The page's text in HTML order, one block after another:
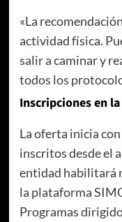
«La
actividad física.
salir a caminar y
todos los
Inscripciones en
La oferta inicia
inscritos desde el
entidad habilitará
la plataforma
Programas